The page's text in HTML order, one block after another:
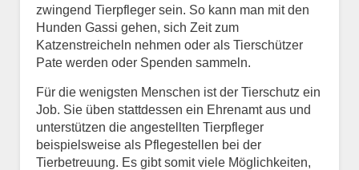
zwingend Tierpfleger sein. So kann man mit den
Hunden Gassi gehen, sich Zeit zum
Katzenstreicheln nehmen oder als Tierschützer
Pate werden oder Spenden sammeln.
Für die wenigsten Menschen ist der Tierschutz ein
Job. Sie üben stattdessen ein Ehrenamt aus und
unterstützen die angestellten Tierpfleger
beispielsweise als Pflegestellen bei der
Tierbetreuung. Es gibt somit viele Möglichkeiten,